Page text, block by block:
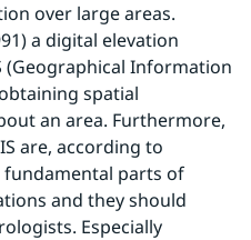
over large areas.
a digital elevation
(Geographical Information
spatial
an area. Furthermore,
are, according to
fundamental parts of
and they should
Especially